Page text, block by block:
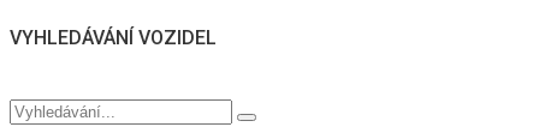
VYHLEDÁVÁNÍ VOZIDEL